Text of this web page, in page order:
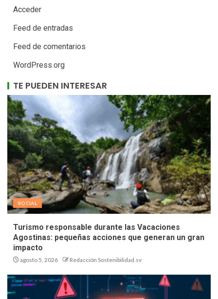
Acceder
Feed de entradas
Feed de comentarios
WordPress.org
TE PUEDEN INTERESAR
SOCIAL
Turismo responsable durante las Vacaciones
Agostinas: pequeñas acciones que generan un gran
impacto
agosto 5, 2026 Redacción Sostenibilidad.sv